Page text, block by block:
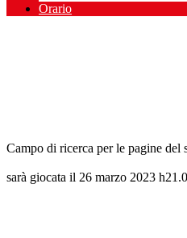
Orario
Campo di ricerca per le pagine del
sarà giocata il 26 marzo 2023